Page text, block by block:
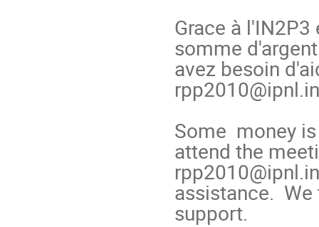
Grace à
somme
avez besoin
Some  money
attend the
assistance.
support.